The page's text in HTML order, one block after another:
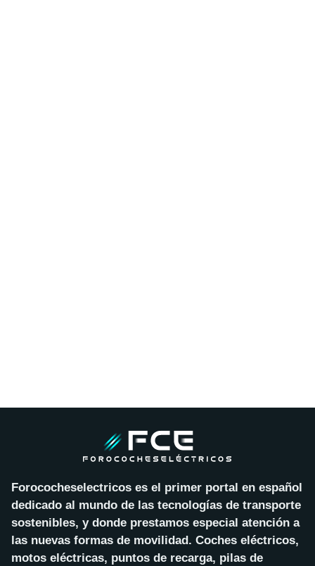
Forococheselectricos es el primer portal en español
dedicado al mundo de las tecnologías de transporte
sostenibles, y donde prestamos especial atención a
las nuevas formas de movilidad. Coches eléctricos,
motos eléctricas, puntos de recarga, pilas de